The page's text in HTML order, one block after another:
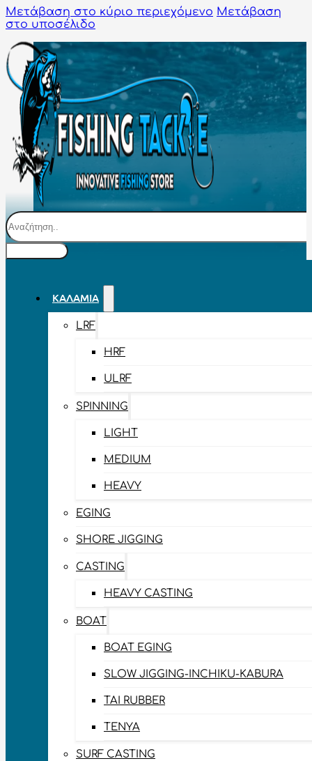
Μετάβαση στο κύριο περιεχόμενο Μετάβαση
στο υποσέλιδο
Αναζήτηση
ΚΑΛΆΜΙΑ
LRF
HRF
ULRF
SPINNING
LIGHT
MEDIUM
HEAVY
EGING
SHORE JIGGING
CASTING
HEAVY CASTING
BOAT
BOAT EGING
SLOW JIGGING-INCHIKU-KABURA
TAI RUBBER
TENYA
SURF CASTING